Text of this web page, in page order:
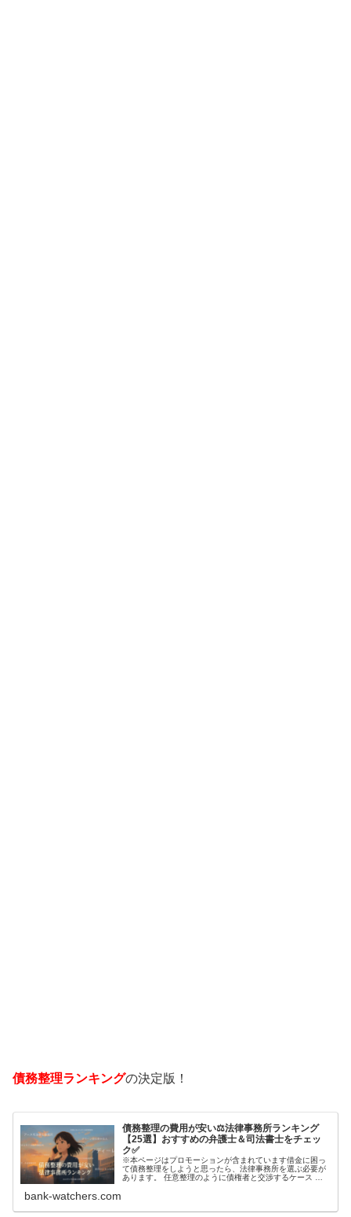
債務整理ランキングの決定版！
債務整理の費用が安い⚖️法律事務所ランキング
【25選】おすすめの弁護士＆司法書士をチェッ
ク✅
※本ページはプロモーションが含まれています借金に困っ
て債務整理をしようと思ったら、法律事務所を選ぶ必要が
あります。 任意整理のように債権者と交渉するケース 自
bank-watchers.com